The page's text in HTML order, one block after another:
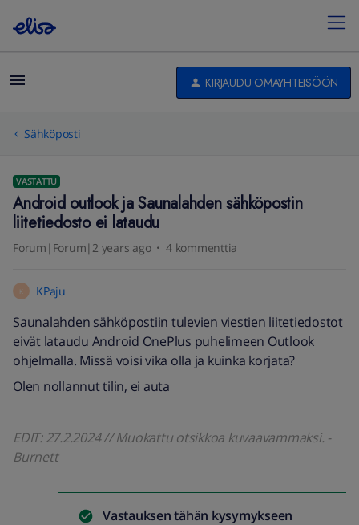
KIRJAUDU OMAYHTEISÖÖN
Sähköposti
VASTATTU
Android outlook ja Saunalahden sähköpostin
liitetiedosto ei lataudu
Forum|Forum|2 years ago 4 kommenttia
K KPaju
Saunalahden sähköpostiin tulevien viestien liitetiedostot
eivät lataudu Android OnePlus puhelimeen Outlook
ohjelmalla. Missä voisi vika olla ja kuinka korjata?
Olen nollannut tilin, ei auta
EDIT: 27.2.2024 // Muokattu otsikkoa kuvaavammaksi. -
Burnett
Vastauksen tähän kysymykseen